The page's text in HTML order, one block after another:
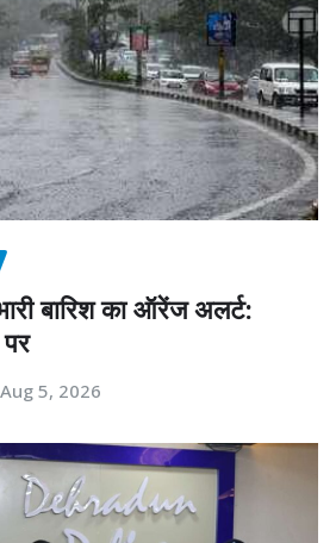
बारिश का ऑरेंज अलर्ट:
Aug 5, 2026